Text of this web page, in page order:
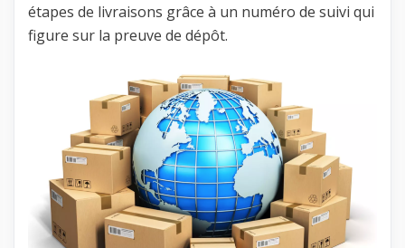
étapes de livraisons grâce à un numéro de suivi qui
figure sur la preuve de dépôt.